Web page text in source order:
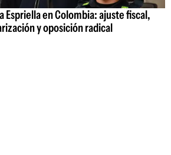
Espriella en Colombia: ajuste fiscal,
y oposición radical